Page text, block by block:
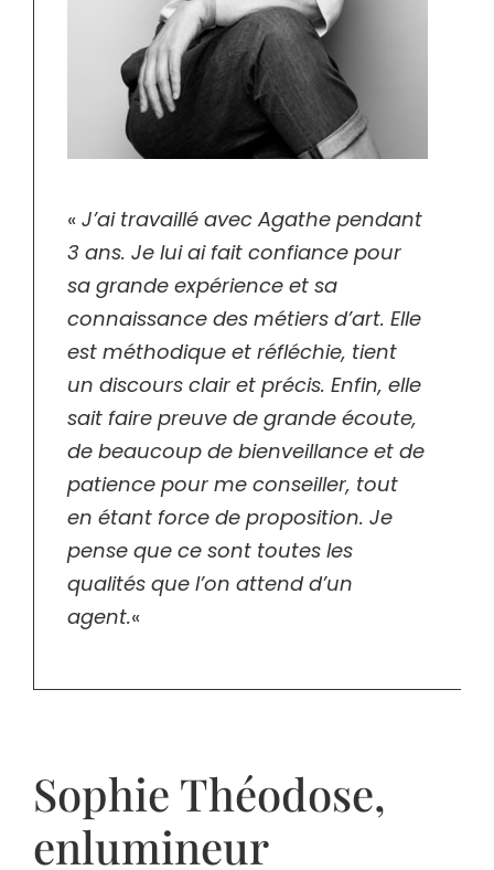
« J’ai travaillé avec Agathe pendant
3 ans. Je lui ai fait confiance pour
sa grande expérience et sa
connaissance des métiers d’art. Elle
est méthodique et réfléchie, tient
un discours clair et précis. Enfin, elle
sait faire preuve de grande écoute,
de beaucoup de bienveillance et de
patience pour me conseiller, tout
en étant force de proposition. Je
pense que ce sont toutes les
qualités que l’on attend d’un
agent.«
Sophie Théodose,
enlumineur